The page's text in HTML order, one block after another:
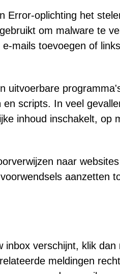
Error-oplichting het
om malware te
mails toevoegen of
uitvoerbare
scripts. In veel
inhoud inschakelt, op
naar
aanzetten
verschijnt, klik dan
meldingen